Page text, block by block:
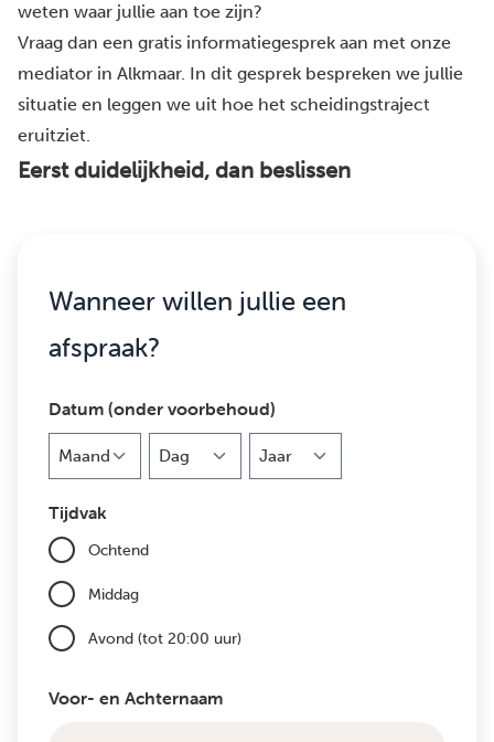
weten waar jullie aan toe zijn?
Vraag dan een gratis informatiegesprek aan met onze
mediator in Alkmaar. In dit gesprek bespreken we jullie
situatie en leggen we uit hoe het scheidingstraject
eruitziet.
Eerst duidelijkheid, dan beslissen
Wanneer willen jullie een
afspraak?
Datum (onder voorbehoud)
Tijdvak
Ochtend
Middag
Avond (tot 20:00 uur)
Voor- en Achternaam